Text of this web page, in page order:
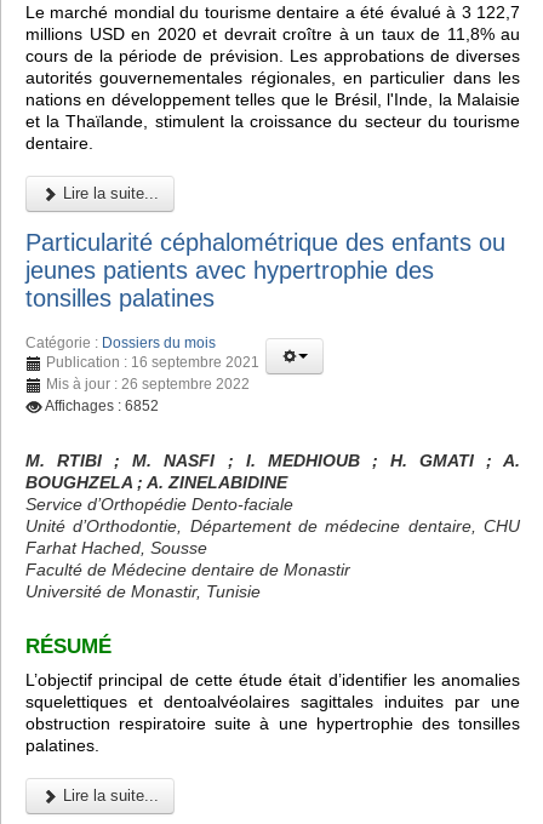
Le marché mondial du tourisme dentaire a été évalué à 3 122,7
millions USD en 2020 et devrait croître à un taux de 11,8% au
cours de la période de prévision. Les approbations de diverses
autorités gouvernementales régionales, en particulier dans les
nations en développement telles que le Brésil, l'Inde, la Malaisie
et la Thaïlande, stimulent la croissance du secteur du tourisme
dentaire.
Lire la suite...
Particularité céphalométrique des enfants ou
jeunes patients avec hypertrophie des
tonsilles palatines
Catégorie : Dossiers du mois
Publication : 16 septembre 2021
Mis à jour : 26 septembre 2022
Affichages : 6852
M. RTIBI ; M. NASFI ; I. MEDHIOUB ; H. GMATI
; A.
BOUGHZELA ; A. ZINELABIDINE
Service d’Orthopédie Dento-faciale
Unité d’Orthodontie, Département de médecine dentaire, CHU
Farhat Hached, Sousse
Faculté de Médecine dentaire de Monastir
Université de Monastir, Tunisie
RÉSUMÉ
L’objectif principal de cette étude était d’identifier les anomalies
squelettiques et dentoalvéolaires sagittales induites par une
obstruction respiratoire suite à une hypertrophie des tonsilles
palatines.
Lire la suite...